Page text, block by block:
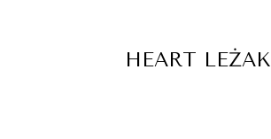
HEART LEŻAK